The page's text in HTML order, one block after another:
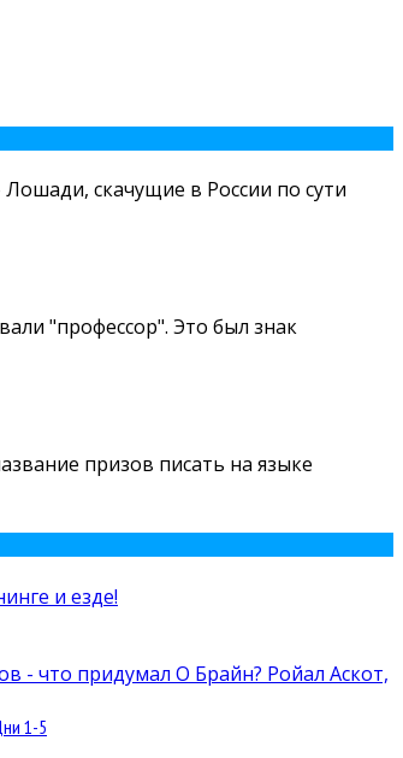
скачущие в России по сути
"профессор". Это был знак
призов писать на языке
1-5